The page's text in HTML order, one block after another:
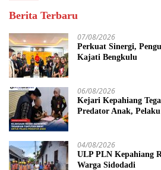
Berita Terbaru
07/08/2026
Perkuat Sinergi,
Kajati Bengkulu
06/08/2026
Kejari Kepahiang
Predator Anak,
04/08/2026
ULP PLN Kepahiang
Warga Sidodadi